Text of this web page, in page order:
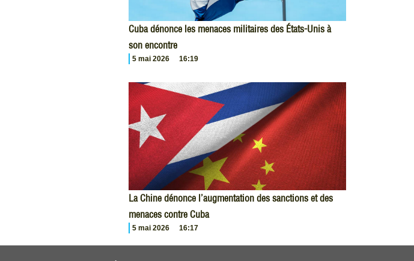
Cuba dénonce les menaces militaires des États-Unis à
son encontre
5 mai 2026 16:19
La Chine dénonce l’augmentation des sanctions et des
menaces contre Cuba
5 mai 2026 16:17